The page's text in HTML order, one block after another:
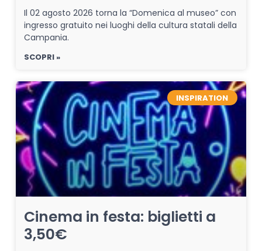
Il 02 agosto 2026 torna la “Domenica al museo” con
ingresso gratuito nei luoghi della cultura statali della
Campania.
SCOPRI »
INSPIRATION
Cinema in festa: biglietti a
3,50€